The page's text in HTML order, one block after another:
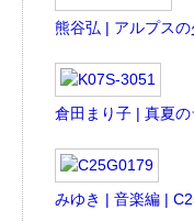
熊谷弘 | アルプス
倉田まり子 | 真夏
みゆき | 音楽編 |